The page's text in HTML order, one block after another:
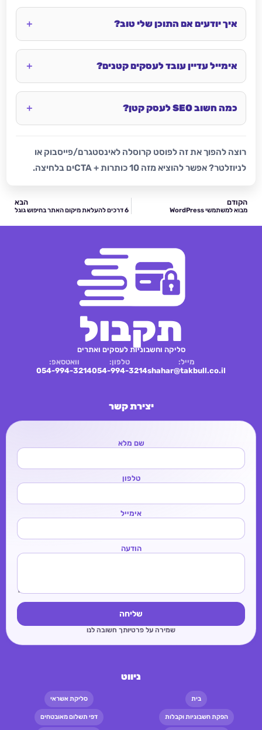
איך יודעים אם התוכן שלי טוב?
אימייל עדיין עובד לעסקים קטנים?
כמה חשוב SEO לעסק קטן?
רוצה להפוך את זה לפוסט קרוסלה לאינסטגרם/פייסבוק או
לניוזלטר? אפשר להוציא מזה 10 כותרות + CTAים בלחיצה.
הקודם
מבוא למשתמשי WordPress
הבא
6 דרכים להעלאת מיקום האתר בחיפוש גוגל
תקבול
סליקה וחשבוניות לעסקים ואתרים
מייל:
shahar@takbull.co.il
טלפון:
054-994-3214
וואטסאפ:
054-994-3214
יצירת קשר
שם מלא
טלפון
אימייל
הודעה
שליחה
שמירה על פרטיותך חשובה לנו
ניווט
בית סליקת אשראי
הפקת חשבוניות וקבלות דפי תשלום מאובטחים